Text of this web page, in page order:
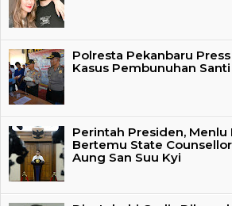
Polresta Pekanbaru
Kasus Pembunuhan
Perintah Presiden, Menlu
Bertemu State
Aung San Suu Kyi